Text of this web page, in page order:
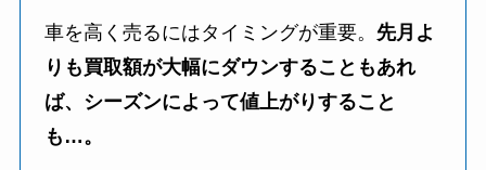
車を高く売るにはタイミングが重要。 先月よ
りも買取額が大幅にダウンすることもあれ
ば、シーズンによって値上がりすること
も…。